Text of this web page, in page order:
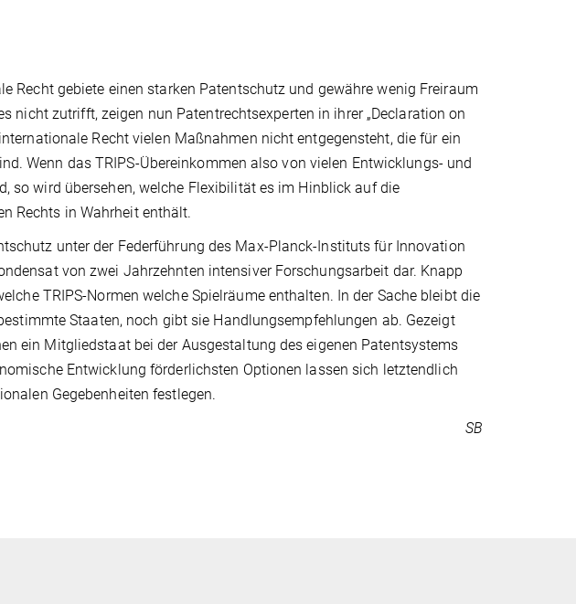
Recht gebiete einen starken Patentschutz und gewähre wenig Freiraum
nicht zutrifft, zeigen nun Patentrechtsexperten in ihrer „Declaration on
Recht vielen Maßnahmen nicht entgegensteht, die für ein
Wenn das TRIPS-Übereinkommen also von vielen Entwicklungs- und
so wird übersehen, welche Flexibilität es im Hinblick auf die
Rechts in Wahrheit enthält.
unter der Federführung des Max-Planck-Instituts für Innovation
von zwei Jahrzehnten intensiver Forschungsarbeit dar. Knapp
TRIPS-Normen welche Spielräume enthalten. In der Sache bleibt die
Staaten, noch gibt sie Handlungsempfehlungen ab. Gezeigt
ein Mitgliedstaat bei der Ausgestaltung des eigenen Patentsystems
Entwicklung förderlichsten Optionen lassen sich letztendlich
Gegebenheiten festlegen.
SB